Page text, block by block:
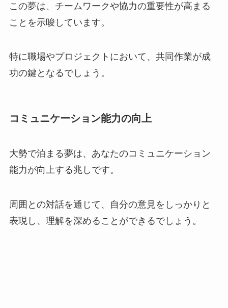
この夢は、チームワークや協力の重要性が高まる
ことを示唆しています。
特に職場やプロジェクトにおいて、共同作業が成
功の鍵となるでしょう。
コミュニケーション能力の向上
大勢で泊まる夢は、あなたのコミュニケーション
能力が向上する兆しです。
周囲との対話を通じて、自分の意見をしっかりと
表現し、理解を深めることができるでしょう。